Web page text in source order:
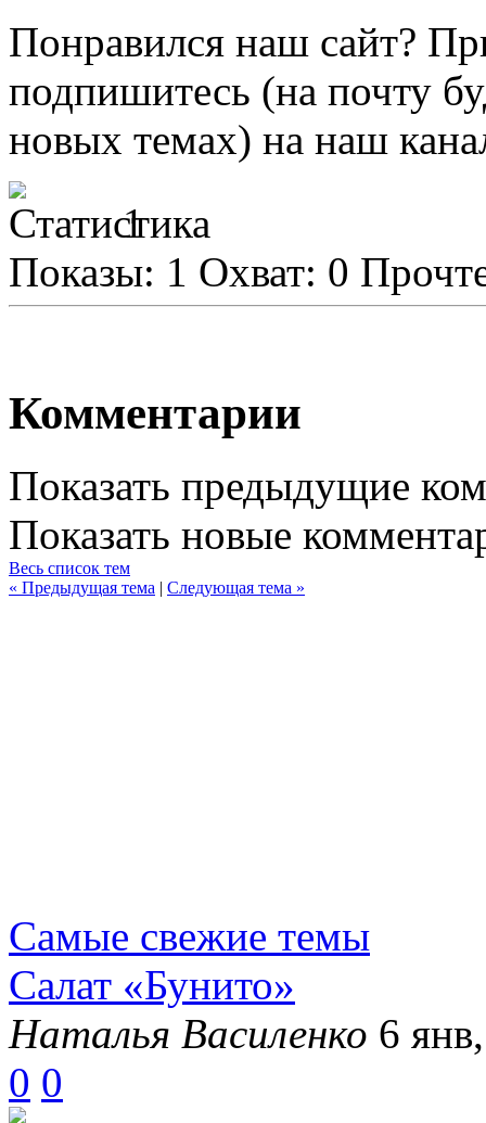
Понравился наш сайт?
подпишитесь (на почту
новых темах) на наш
1
Показы: 1 Охват: 0
Комментарии
Показать предыдущие
Показать новые
Весь список тем
« Предыдущая тема | Следующая тема »
Самые свежие темы
Салат «Бунито»
Наталья Василенко 6
0 0